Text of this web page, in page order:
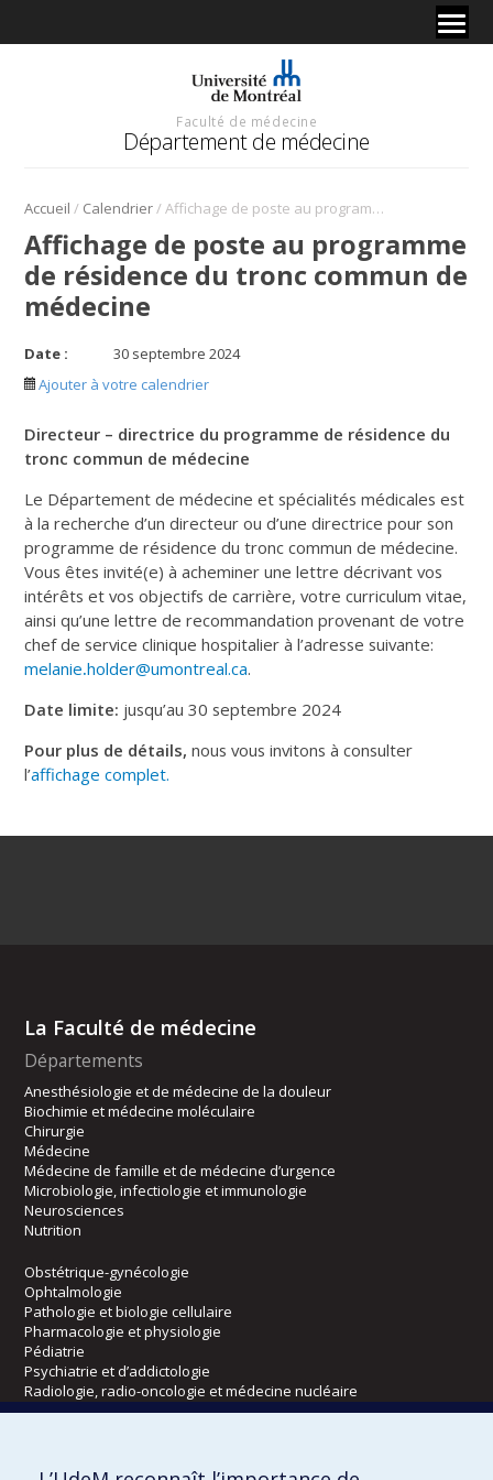
Faculté de médecine
Département de médecine
Accueil / Calendrier/ Affichage de poste au programme de résidence du tronc commun de médecine
Affichage de poste au programme
de résidence du tronc commun de
médecine
Date :
30 septembre 2024
Ajouter à votre calendrier
Directeur – directrice du programme de résidence du
tronc commun de médecine
Le Département de médecine et spécialités médicales est
à la recherche d’un directeur ou d’une directrice pour son
programme de résidence du tronc commun de médecine.
Vous êtes invité(e) à acheminer une lettre décrivant vos
intérêts et vos objectifs de carrière, votre curriculum vitae,
ainsi qu’une lettre de recommandation provenant de votre
chef de service clinique hospitalier à l’adresse suivante:
melanie.holder@umontreal.ca.
Date limite: jusqu’au 30 septembre 2024
Pour plus de détails, nous vous invitons à consulter
l’affichage complet.
La Faculté de médecine
Départements
Anesthésiologie et de médecine de la douleur
Biochimie et médecine moléculaire
Chirurgie
Médecine
Médecine de famille et de médecine d’urgence
Microbiologie, infectiologie et immunologie
Neurosciences
Nutrition
Obstétrique-gynécologie
Ophtalmologie
Pathologie et biologie cellulaire
Pharmacologie et physiologie
Pédiatrie
Psychiatrie et d’addictologie
Radiologie, radio-oncologie et médecine nucléaire